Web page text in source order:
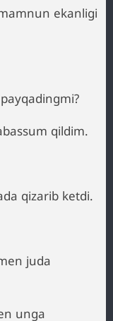
ekanligi
qildim.
qizarib ketdi.
juda
unga